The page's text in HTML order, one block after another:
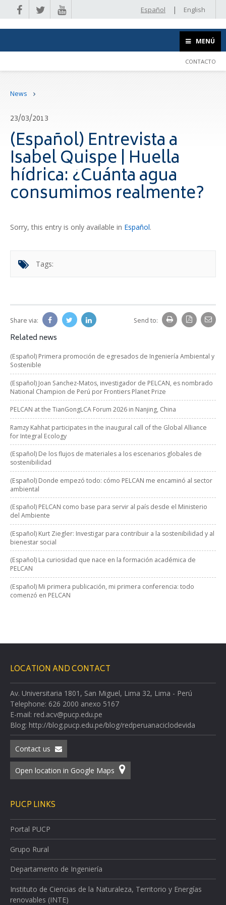
Español | English
MENÚ
CONTACTO
News
23/03/2013
(Español) Entrevista a
Isabel Quispe | Huella
hídrica: ¿Cuánta agua
consumimos realmente?
Sorry, this entry is only available in Español.
Tags:
Share via: Send to:
Related news
(Español) Primera promoción de egresados de Ingeniería Ambiental y
Sostenible
(Español) Joan Sanchez-Matos, investigador de PELCAN, es nombrado
National Champion de Perú por Frontiers Planet Prize
PELCAN at the TianGongLCA Forum 2026 in Nanjing, China
Ramzy Kahhat participates in the inaugural call of the Global Alliance
for Integral Ecology
(Español) De los flujos de materiales a los escenarios globales de
sostenibilidad
(Español) Donde empezó todo: cómo PELCAN me encaminó al sector
ambiental
(Español) PELCAN como base para servir al país desde el Ministerio
del Ambiente
(Español) Kurt Ziegler: Investigar para contribuir a la sostenibilidad y al
bienestar social
(Español) La curiosidad que nace en la formación académica de
PELCAN
(Español) Mi primera publicación, mi primera conferencia: todo
comenzó en PELCAN
LOCATION AND CONTACT
Av. Universitaria 1801, San Miguel, Lima 32, Lima - Perú
Telephone: 626 2000 anexo 5167
E-mail: red.acv@pucp.edu.pe
Blog: http://blog.pucp.edu.pe/blog/redperuanaciclodevida
Contact us
Open location in Google Maps
PUCP LINKS
Portal PUCP
Grupo Rural
Departamento de Ingeniería
Instituto de Ciencias de la Naturaleza, Territorio y Energías
renovables (INTE)